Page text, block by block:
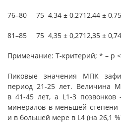
76–80 75 4,34 ± 0,2712,44 ± 0,75
81–85 75 4,35 ± 0,2712,35 ± 0,74
Примечание: Т-критерий; * – p
Пиковые значения МПК
период 21-25 лет. Величина
в 41-45 лет, а L1-3 позвонков
минералов в меньшей степени
и в большей мере в L4 (на 26,1